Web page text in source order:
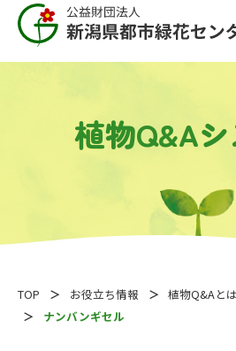
植物Q&A
TOP お役立ち情報 植物Q&Aとは
ナンバンギセル